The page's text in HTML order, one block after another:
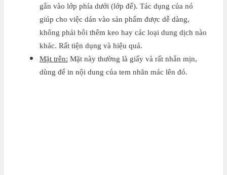
gắn vào lớp phía dưới (lớp đế). Tác dụng của nó
giúp cho việc dán vào sản phẩm được dễ dàng,
không phải bôi thêm keo hay các loại dung dịch nào
khác. Rất tiện dụng và hiệu quả.
Mặt trên: Mặt này thường là giấy và rất nhẵn mịn,
dùng để in nội dung của tem nhãn mác lên đó.